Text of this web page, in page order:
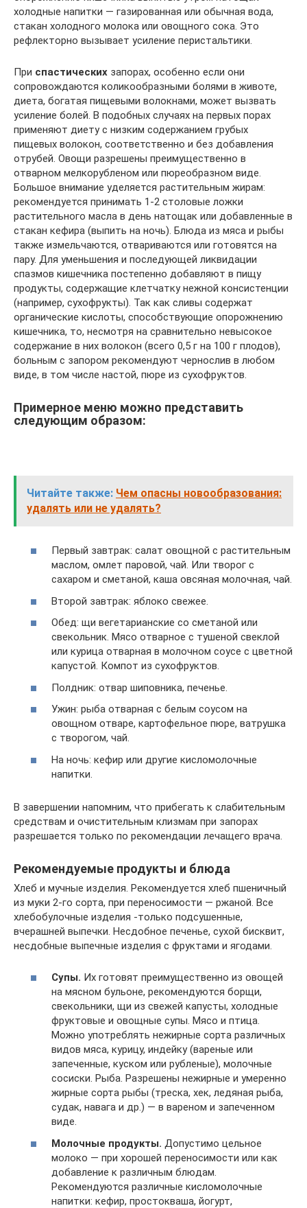
холодные напитки — газированная или обычная вода,
стакан холодного молока или овощного сока. Это
рефлекторно вызывает усиление перистальтики.
При спастических запорах, особенно если они
сопровождаются коликообразными болями в животе,
диета, богатая пищевыми волокнами, может вызвать
усиление болей. В подобных случаях на первых порах
применяют диету с низким содержанием грубых
пищевых волокон, соответственно и без добавления
отрубей. Овощи разрешены преимущественно в
отварном мелкорубленом или пюреобразном виде.
Большое внимание уделяется растительным жирам:
рекомендуется принимать 1-2 столовые ложки
растительного масла в день натощак или добавленные в
стакан кефира (выпить на ночь). Блюда из мяса и рыбы
также измельчаются, отвариваются или готовятся на
пару. Для уменьшения и последующей ликвидации
спазмов кишечника постепенно добавляют в пищу
продукты, содержащие клетчатку нежной консистенции
(например, сухофрукты). Так как сливы содержат
органические кислоты, способствующие опорожнению
кишечника, то, несмотря на сравнительно невысокое
содержание в них волокон (всего 0,5 г на 100 г плодов),
больным с запором рекомендуют чернослив в любом
виде, в том числе настой, пюре из сухофруктов.
Примерное меню можно представить
следующим образом:
Читайте также: Чем опасны новообразования:
удалять или не удалять?
Первый завтрак: салат овощной с растительным
маслом, омлет паровой, чай. Или творог с
сахаром и сметаной, каша овсяная молочная, чай.
Второй завтрак: яблоко свежее.
Обед: щи вегетарианские со сметаной или
свекольник. Мясо отварное с тушеной свеклой
или курица отварная в молочном соусе с цветной
капустой. Компот из сухофруктов.
Полдник: отвар шиповника, печенье.
Ужин: рыба отварная с белым соусом на
овощном отваре, картофельное пюре, ватрушка
с творогом, чай.
На ночь: кефир или другие кисломолочные
напитки.
В завершении напомним, что прибегать к слабительным
средствам и очистительным клизмам при запорах
разрешается только по рекомендации лечащего врача.
Рекомендуемые продукты и блюда
Хлеб и мучные изделия. Рекомендуется хлеб пшеничный
из муки 2-го сорта, при переносимости — ржаной. Все
хлебобулочные изделия -только подсушенные,
вчерашней выпечки. Несдобное печенье, сухой бисквит,
несдобные выпечные изделия с фруктами и ягодами.
Супы. Их готовят преимущественно из овощей
на мясном бульоне, рекомендуются борщи,
свекольники, щи из свежей капусты, холодные
фруктовые и овощные супы. Мясо и птица.
Можно употреблять нежирные сорта различных
видов мяса, курицу, индейку (вареные или
запеченные, куском или рубленые), молочные
сосиски. Рыба. Разрешены нежирные и умеренно
жирные сорта рыбы (треска, хек, ледяная рыба,
судак, навага и др.) — в вареном и запеченном
виде.
Молочные продукты. Допустимо цельное
молоко — при хорошей переносимости или как
добавление к различным блюдам.
Рекомендуются различные кисломолочные
напитки: кефир, простокваша, йогурт,